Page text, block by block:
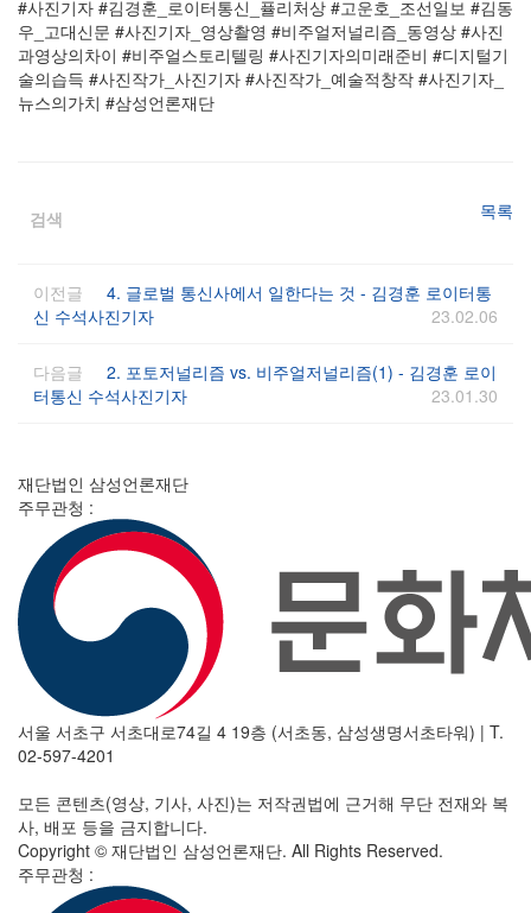
#사진기자 #김경훈_로이터통신_퓰리처상 #고운호_조선일보 #김동
우_고대신문 #사진기자_영상촬영 #비주얼저널리즘_동영상 #사진
과영상의차이 #비주얼스토리텔링 #사진기자의미래준비 #디지털기
술의습득 #사진작가_사진기자 #사진작가_예술적창작 #사진기자_
뉴스의가치 #삼성언론재단
검색 목록
이전글
4. 글로벌 통신사에서 일한다는 것 - 김경훈 로이터통
신 수석사진기자
23.02.06
다음글
2. 포토저널리즘 vs. 비주얼저널리즘(1) - 김경훈 로이
터통신 수석사진기자
23.01.30
재단법인 삼성언론재단
주무관청 :
서울 서초구 서초대로74길 4 19층 (서초동, 삼성생명서초타워) | T.
02-597-4201
모든 콘텐츠(영상, 기사, 사진)는 저작권법에 근거해 무단 전재와 복
사, 배포 등을 금지합니다.
Copyright © 재단법인 삼성언론재단. All Rights Reserved.
주무관청 :